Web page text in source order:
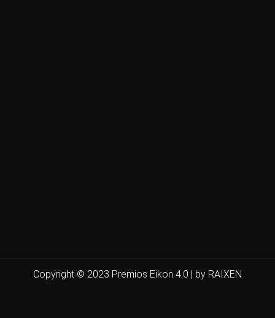
Copyright © 2023 Premios Eikon 4.0 | by RAIXEN